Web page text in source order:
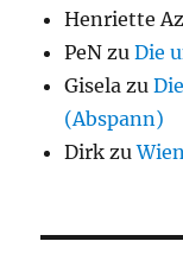
Henriette
PeN zuDie
Gisela zu
(Abspann)
Dirk zu